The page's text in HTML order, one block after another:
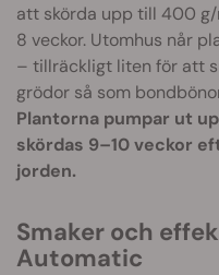
att skörda upp till 400
8 veckor. Utomhus når
– tillräckligt liten för att
grödor så som
Plantorna pumpar ut
skördas 9–10 veckor
jorden.
Smaker och effekter av Do-Si-Dos
Automatic